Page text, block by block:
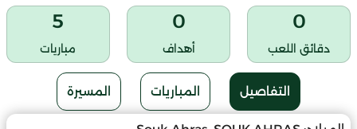
0
دقائق اللعب
0
أهداف
5
مباريات
التفاصيل المباريات المسيرة